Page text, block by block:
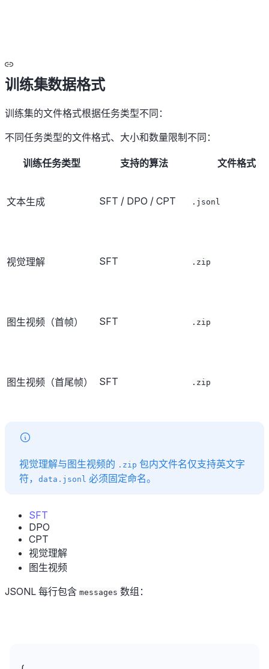
训练集数据格式
训练集的文件格式根据任务类型不同：
不同任务类型的文件格式、大小和数量限制不同：
训练任务类型 支持的算法 文件格式
文本生成 SFT / DPO / CPT .jsonl
视觉理解 SFT .zip
图生视频（首帧） SFT .zip
图生视频（首尾帧） SFT .zip
视觉理解与图生视频的 .zip 包内文件名仅支持英文字
符，
data.jsonl 必须固定命名。
SFT
DPO
CPT
视觉理解
图生视频
JSONL 每行包含 messages 数组：